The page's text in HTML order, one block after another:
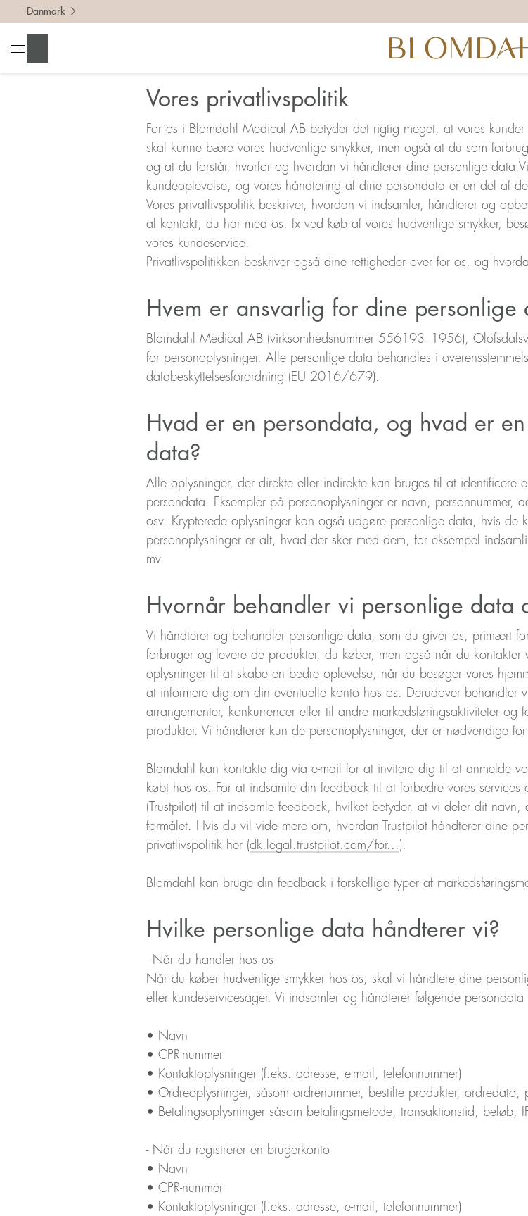
Danmark
Vores privatlivspolitik
For os i Blomdahl Medical AB betyder det rigtig meget, at vores
skal kunne bære vores hudvenlige smykker, men også at du som
og at du forstår, hvorfor og hvordan vi håndterer dine personlige
kundeoplevelse, og vores håndtering af dine persondata er en del af
Vores privatlivspolitik beskriver, hvordan vi indsamler, håndterer og
al kontakt, du har med os, fx ved køb af vores hudvenlige smykker,
vores kundeservice.
Privatlivspolitikken beskriver også dine rettigheder over for os, og
Hvem er ansvarlig for dine personlige
Blomdahl Medical AB (virksomhedsnummer 556193–1956),
for personoplysninger. Alle personlige data behandles i
databeskyttelsesforordning (EU 2016/679).
Hvad er en persondata, og hvad er
data?
Alle oplysninger, der direkte eller indirekte kan bruges til at identificere
persondata. Eksempler på personoplysninger er navn, personnummer,
osv. Krypterede oplysninger kan også udgøre personlige data, hvis de
personoplysninger er alt, hvad der sker med dem, for eksempel
mv.
Hvornår behandler vi personlige data
Vi håndterer og behandler personlige data, som du giver os, primært
forbruger og levere de produkter, du køber, men også når du
oplysninger til at skabe en bedre oplevelse, når du besøger vores
at informere dig om din eventuelle konto hos os. Derudover behandler
arrangementer, konkurrencer eller til andre markedsføringsaktiviteter og
produkter. Vi håndterer kun de personoplysninger, der er nødvendige
Blomdahl kan kontakte dig via e-mail for at invitere dig til at anmelde
købt hos os. For at indsamle din feedback til at forbedre vores
(Trustpilot) til at indsamle feedback, hvilket betyder, at vi deler dit navn,
formålet. Hvis du vil vide mere om, hvordan Trustpilot håndterer dine
privatlivspolitik her (dk.legal.trustpilot.com/for... ).
Blomdahl kan bruge din feedback i forskellige typer af
Hvilke personlige data håndterer vi?
- Når du handler hos os
Når du køber hudvenlige smykker hos os, skal vi håndtere dine
eller kundeservicesager. Vi indsamler og håndterer følgende
• Navn
• CPR-nummer
• Kontaktoplysninger (f.eks. adresse, e-mail, telefonnummer)
• Ordreoplysninger, såsom ordrenummer, bestilte produkter, ordredato,
• Betalingsoplysninger såsom betalingsmetode, transaktionstid, beløb,
- Når du registrerer en brugerkonto
• Navn
• CPR-nummer
• Kontaktoplysninger (f.eks. adresse, e-mail, telefonnummer)